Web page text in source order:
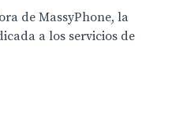
de MassyPhone, la
a los servicios de